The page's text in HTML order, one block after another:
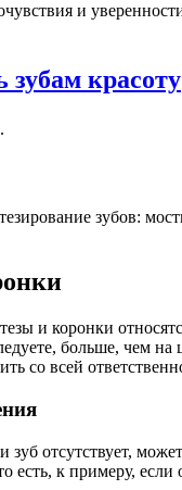
и
красоту
зубов:
и коронки
больше, чем
со всей
зуб отсутствует,
к примеру, если